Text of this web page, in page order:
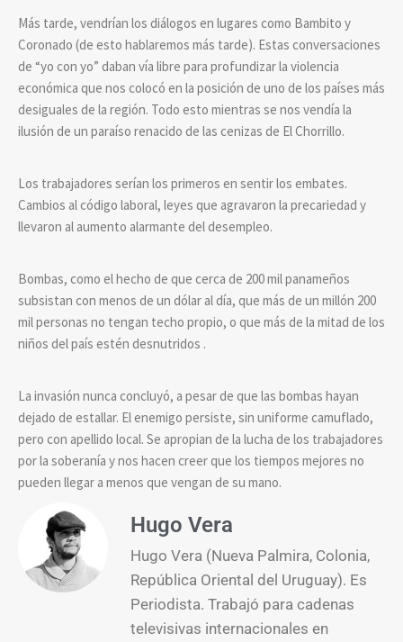
Más tarde, vendrían los diálogos en lugares como Bambito y
Coronado (de esto hablaremos más tarde). Estas conversaciones
de “yo con yo” daban vía libre para profundizar la violencia
económica que nos colocó en la posición de uno de los países más
desiguales de la región. Todo esto mientras se nos vendía la
ilusión de un paraíso renacido de las cenizas de El Chorrillo.
Los trabajadores serían los primeros en sentir los embates.
Cambios al código laboral, leyes que agravaron la precariedad y
llevaron al aumento alarmante del desempleo.
Bombas, como el hecho de que cerca de 200 mil panameños
subsistan con menos de un dólar al día, que más de un millón 200
mil personas no tengan techo propio, o que más de la mitad de los
niños del país estén desnutridos .
La invasión nunca concluyó, a pesar de que las bombas hayan
dejado de estallar. El enemigo persiste, sin uniforme camuflado,
pero con apellido local. Se apropian de la lucha de los trabajadores
por la soberanía y nos hacen creer que los tiempos mejores no
pueden llegar a menos que vengan de su mano.
Hugo Vera
Hugo Vera (Nueva Palmira, Colonia,
República Oriental del Uruguay). Es
Periodista. Trabajó para cadenas
televisivas internacionales en